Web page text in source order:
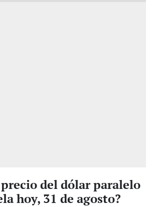
precio del dólar paralelo
hoy, 31 de agosto?